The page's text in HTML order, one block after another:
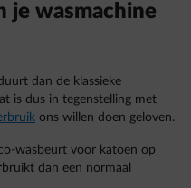
je wasmachine
dan de klassieke
is dus in tegenstelling met
ons willen doen geloven.
wasbeurt voor katoen op
dan een normaal